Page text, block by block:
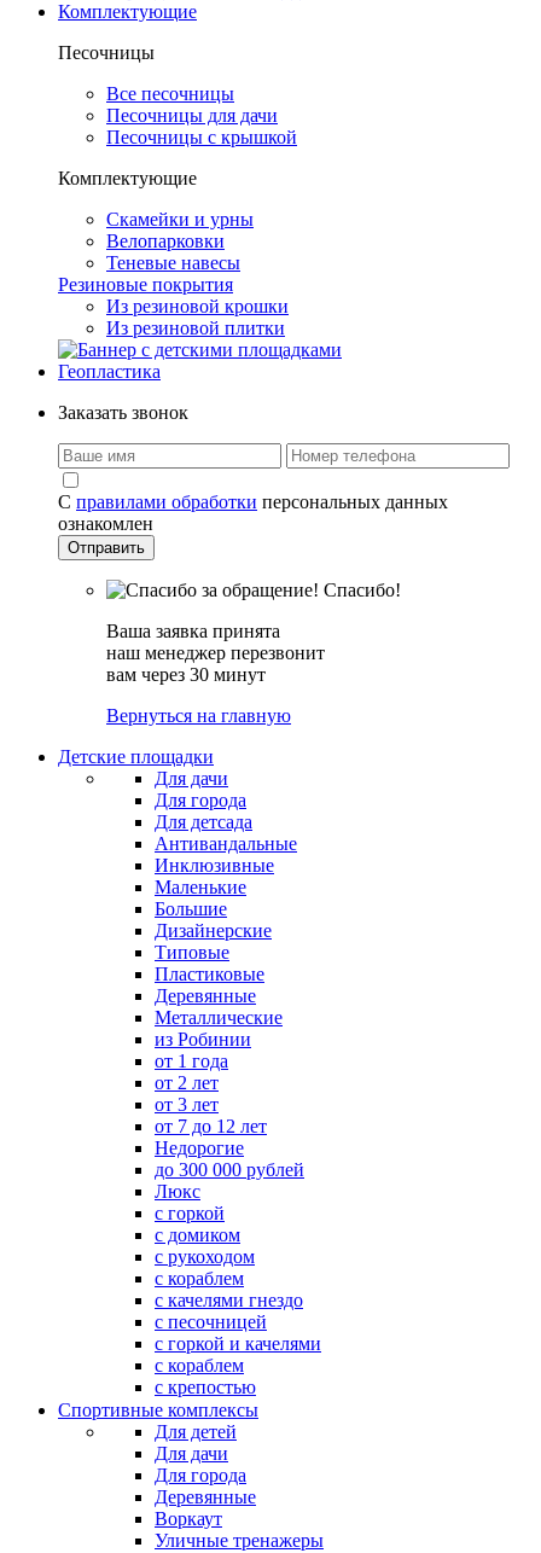
Комплектующие
Песочницы
Все песочницы
Песочницы для дачи
Песочницы с крышкой
Комплектующие
Скамейки и урны
Велопарковки
Теневые навесы
Резиновые покрытия
Из резиновой крошки
Из резиновой плитки
Геопластика
Заказать звонок
С правилами обработки персональных данных
ознакомлен
Спасибо!
Ваша заявка принята
наш менеджер перезвонит
вам через 30 минут
Вернуться на главную
Детские площадки
Для дачи
Для города
Для детсада
Антивандальные
Инклюзивные
Маленькие
Большие
Дизайнерские
Типовые
Пластиковые
Деревянные
Металлические
из Робинии
от 1 года
от 2 лет
от 3 лет
от 7 до 12 лет
Недорогие
до 300 000 рублей
Люкс
с горкой
с домиком
с рукоходом
с кораблем
с качелями гнездо
с песочницей
с горкой и качелями
с кораблем
с крепостью
Спортивные комплексы
Для детей
Для дачи
Для города
Деревянные
Воркаут
Уличные тренажеры